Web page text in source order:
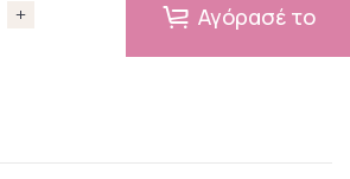
Αγόρασέ το